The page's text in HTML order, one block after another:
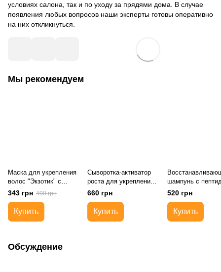
условиях салона, так и по уходу за прядями дома. В случае
появления любых вопросов наши эксперты готовы оперативно
на них откликнуться.
Мы рекомендуем
Маска для укрепления
волос "Экзотик" с
индийскими травами
343 грн 490 грн
Купить
Сыворотка-активатор
роста для укрепления
волос "Капиксил и
ундария"
660 грн
Купить
шампунь с
липидным
520 грн
Купить
Обсуждение